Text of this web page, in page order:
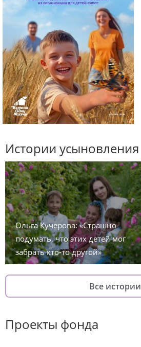
Истории усыновления
Ольга Кучерова: «Страшно
подумать, что этих детей мог
забрать кто-то другой»
Все истории
Проекты фонда